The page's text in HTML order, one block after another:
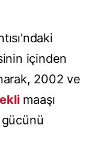
içinden
2002 ve
maaşı
gücünü